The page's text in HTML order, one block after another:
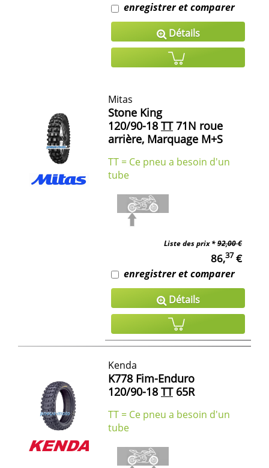
enregistrer et comparer
Détails
Mitas
Stone King
120/90-18 TT71N roue
arrière, Marquage M+S
TT = Ce pneu a besoin d'un
tube
Liste des prix *92,00 €
86,37 €
enregistrer et comparer
Détails
Kenda
K778 Fim-Enduro
120/90-18 TT65R
TT = Ce pneu a besoin d'un
tube